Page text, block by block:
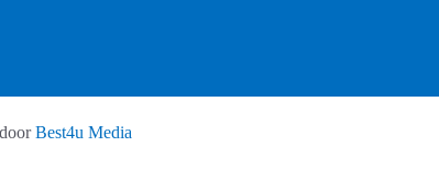
Best4u Media